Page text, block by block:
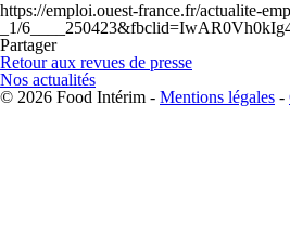
https://emploi.ouest-france.fr/actualite-
_1/
Partager
Retour aux revues de presse
Nos actualités
© 2026 Food Intérim - Mentions légales -